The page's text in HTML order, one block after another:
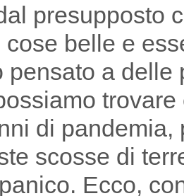
presupposto
belle e
pensato a
di
scosse di
Ecco,